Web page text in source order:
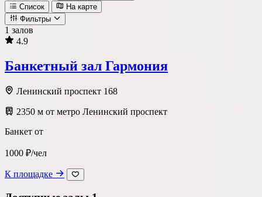
Список
На карте
Фильтры
Локация
Метро Район Округ
Тип площадки
1 залов
4.9
Банкетный зал Гармония
Ленинский проспект 168
2350 м от метро Ленинский проспект
Банкет от
1000 ₽/чел
К площадке